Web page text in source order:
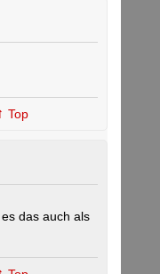
Top
das auch als